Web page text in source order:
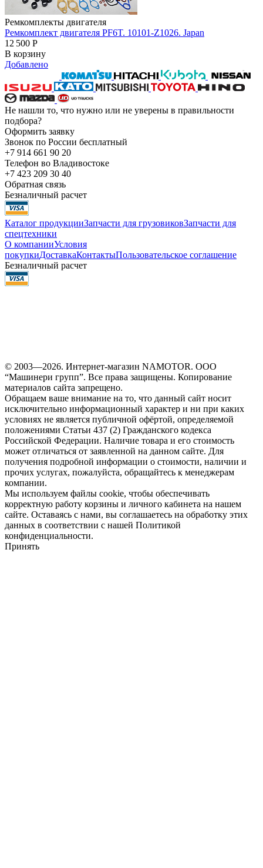
Ремкомплекты двигателя
Ремкомплект двигателя PF6T. 10101-Z1026. Japan
12 500 Р
В корзину
Добавлено
Не нашли то, что нужно или не уверены в правильности
подбора?
Оформить заявку
Звонок по России бесплатный
+7 914 661 90 20
Телефон во Владивостоке
+7 423 209 30 40
Обратная связь
Безналичный расчет
Каталог продукцииЗапчасти для грузовиковЗапчасти для
спецтехники
О компанииУсловия
покупкиДоставкаКонтактыПользовательское соглашение
Безналичный расчет
© 2003—2026. Интернет-магазин NAMOTOR. ООО
“Машинери групп”. Все права защищены. Копирование
материалов сайта запрещено.
Обращаем ваше внимание на то, что данный сайт носит
исключительно информационный характер и ни при каких
условиях не является публичной офёртой, определяемой
положениями Статьи 437 (2) Гражданского кодекса
Российской Федерации. Наличие товара и его стоимость
может отличаться от заявленной на данном сайте. Для
получения подробной информации о стоимости, наличии и
прочих услугах, пожалуйста, обращайтесь к менеджерам
компании.
Мы используем файлы cookie, чтобы обеспечивать
корректную работу корзины и личного кабинета на нашем
сайте. Оставаясь с нами, вы соглашаетесь на обработку этих
данных в соответствии с нашей Политикой
конфиденциальности.
Принять